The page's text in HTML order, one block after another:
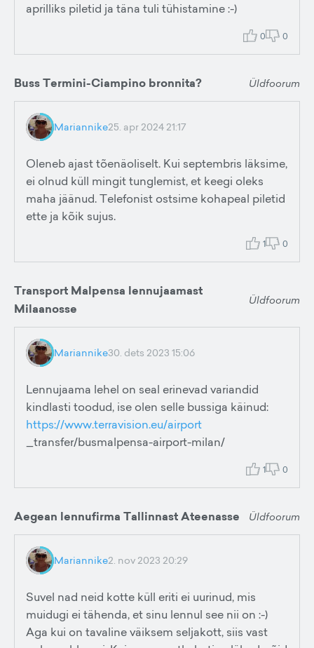
aprilliks piletid ja täna tuli tühistamine :-)
0 0
Buss Termini-Ciampino bronnita? Üldfoorum
Mariannike25. apr 2024 21:17
Oleneb ajast tõenäoliselt. Kui septembris läksime,
ei olnud küll mingit tunglemist, et keegi oleks
maha jäänud. Telefonist ostsime kohapeal piletid
ette ja kõik sujus.
1 0
Transport Malpensa lennujaamast
Milaanosse
Üldfoorum
Mariannike30. dets 2023 15:06
Lennujaama lehel on seal erinevad variandid
kindlasti toodud, ise olen selle bussiga käinud:
https://www.terravision.eu/airport
_transfer/busmalpensa-airport-milan/
1 0
Aegean lennufirma Tallinnast Ateenasse Üldfoorum
Mariannike2. nov 2023 20:29
Suvel nad neid kotte küll eriti ei uurinud, mis
muidugi ei tähenda, et sinu lennul see nii on :-)
Aga kui on tavaline väiksem seljakott, siis vast